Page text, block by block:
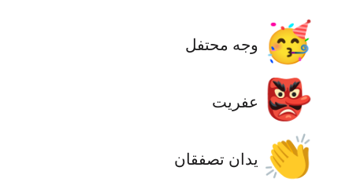
🥳 وجه محتفل
👺 عفريت
👏 يدان تصفقان